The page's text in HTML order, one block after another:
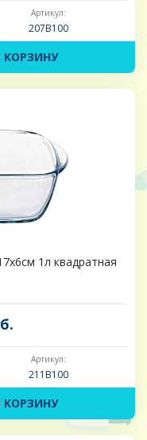
Артикул:
207B100
1л квадратная
Артикул:
211B100